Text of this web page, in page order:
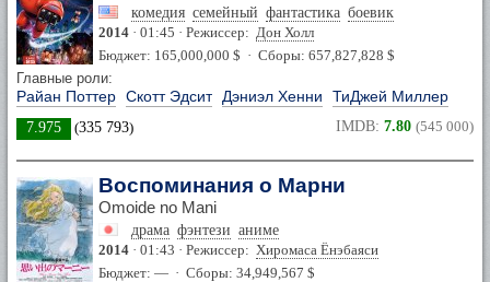
комедия семейный фантастика боевик
2014 · 01:45 · Режиссер: Дон Холл
Бюджет: 165,000,000 $ · Сборы: 657,827,828 $
Главные роли:
Райан Поттер Скотт Эдсит Дэниэл Хенни ТиДжей Миллер
7.975 (335 793) IMDB: 7.80 (545 000)
Воспоминания о Марни
Omoide no Mani
драма фэнтези аниме
2014 · 01:43 · Режиссер: Хиромаса Ёнэбаяси
Бюджет: — · Сборы: 34,949,567 $